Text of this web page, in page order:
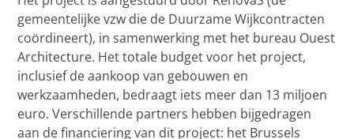
gemeentelijke vzw die de Duurzame Wijkcontracten
coördineert), in samenwerking met het bureau Ouest
Architecture. Het totale budget voor het project,
inclusief de aankoop van gebouwen en
werkzaamheden, bedraagt iets meer dan 13 miljoen
euro. Verschillende partners hebben bijgedragen
aan de financiering van dit project: het Brussels